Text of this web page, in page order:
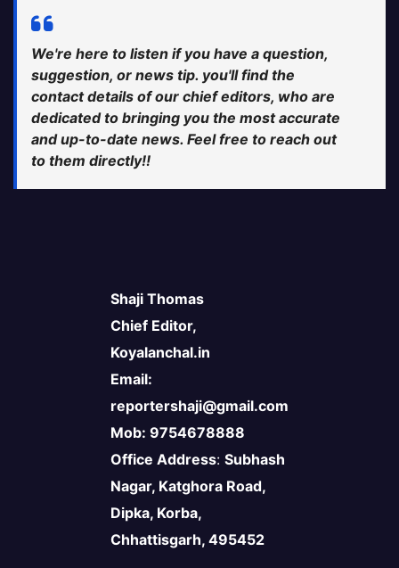
We're here to listen if you have a question,
suggestion, or news tip. you'll find the
contact details of our chief editors, who are
dedicated to bringing you the most accurate
and up-to-date news. Feel free to reach out
to them directly!!
Shaji Thomas
Chief Editor,
Koyalanchal.in
Email:
reportershaji@gmail.com
Mob: 9754678888
Office Address: Subhash
Nagar, Katghora Road,
Dipka, Korba,
Chhattisgarh, 495452